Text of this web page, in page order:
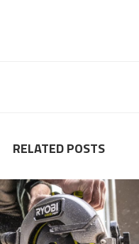
RELATED POSTS